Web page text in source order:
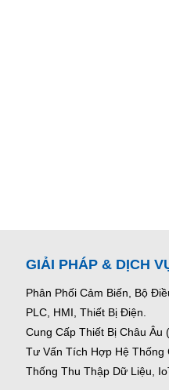
GIẢI PHÁP & DỊCH
Phân Phối Cảm Biến, Bộ
PLC, HMI, Thiết Bị Điện.
Cung Cấp Thiết Bị Châu Âu
Tư Vấn Tích Hợp Hệ Thống
Thống Thu Thập Dữ Liệu,